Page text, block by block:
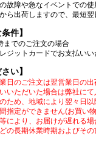
故障や急なイベントでの
ら出荷しますので、最短翌
件】
までのご注文の場合
ジットカードでお支払い
い】
日のご注文は翌営業日の出
いただいた場合は弊社に
ため、地域により翌々日
指定ができません(お買い
により、お届けが遅れる場
の長期休業時期およびそ